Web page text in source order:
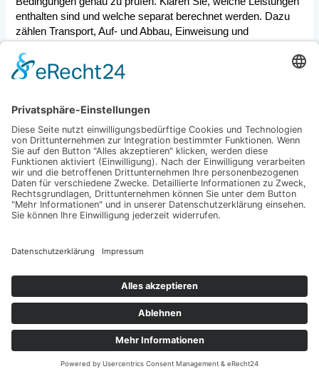
enthalten sind und welche separat berechnet werden. Dazu
zählen Transport, Auf- und Abbau, Einweisung und
Die Dauer der Mietzeit sollte flexibel gestaltbar sein, falls sich
mögliche Zusatzkosten bei Verlängerungen.
Die Haftungsregelungen sind ebenfalls entscheidend. Prüfen
Sie, wie Schäden während der Mietzeit gehandhabt werden
und ob eine Haftungsbeschränkung besteht. Dies schützt vor
unerwarteten Kosten.
Auch der Zustand der Scherenbühne bei Übergabe muss
Übergabeprotokoll, um spätere Streitigkeiten zu vermeiden.
Wartung und Einweisung:
Sicherheit zahlt sich aus
Die sichere Bedienung von Scherenbühnen erfordert
Fachkenntnis. Seriöse Vermieter bieten eine Einweisung vor
Ort an, die oft im Mietpreis enthalten ist. Nutzen Sie diese